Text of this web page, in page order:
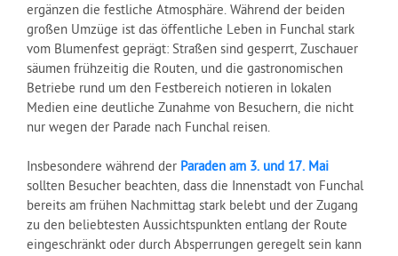
ergänzen die festliche Atmosphäre. Während der beiden
großen Umzüge ist das öffentliche Leben in Funchal stark
vom Blumenfest geprägt: Straßen sind gesperrt, Zuschauer
säumen frühzeitig die Routen, und die gastronomischen
Betriebe rund um den Festbereich notieren in lokalen
Medien eine deutliche Zunahme von Besuchern, die nicht
nur wegen der Parade nach Funchal reisen.
Insbesondere während der Paraden am 3. und 17. Mai
sollten Besucher beachten, dass die Innenstadt von Funchal
bereits am frühen Nachmittag stark belebt und der Zugang
zu den beliebtesten Aussichtspunkten entlang der Route
eingeschränkt oder durch Absperrungen geregelt sein kann